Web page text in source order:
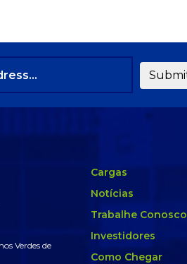
Verdes de
Cargas
Notícias
Trabalhe Conosco
Investidores
Como Chegar